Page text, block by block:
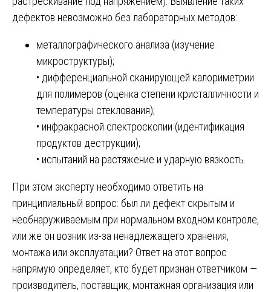
дефектов невозможно без лабораторных методов:
металлографического анализа (изучение
микроструктуры);
• дифференциальной сканирующей калориметрии
для полимеров (оценка степени кристалличности и
температуры стеклования);
• инфракрасной спектроскопии (идентификация
продуктов деструкции);
• испытаний на растяжение и ударную вязкость.
При этом эксперту необходимо ответить на
принципиальный вопрос: был ли дефект скрытым и
необнаруживаемым при нормальном входном контроле,
или же он возник из-за ненадлежащего хранения,
монтажа или эксплуатации? Ответ на этот вопрос
напрямую определяет, кто будет признан ответчиком —
производитель, поставщик, монтажная организация или